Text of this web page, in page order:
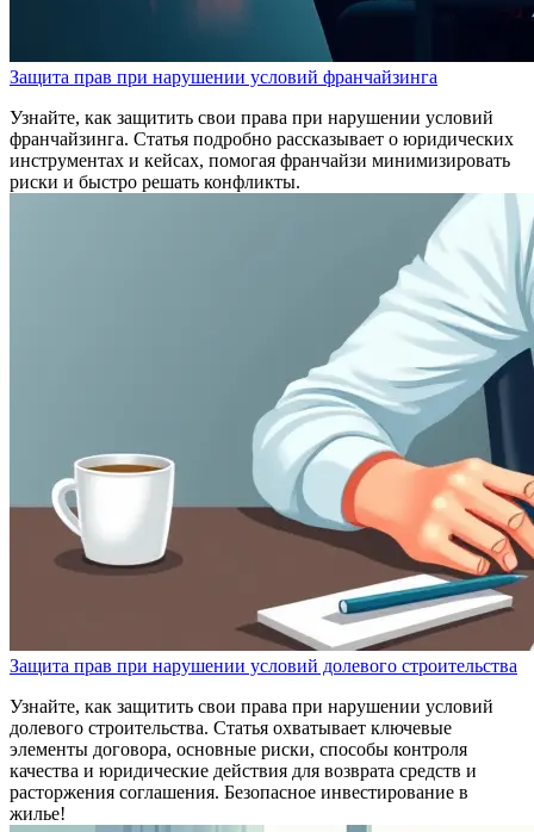
Защита прав при нарушении условий франчайзинга
Узнайте, как защитить свои права при нарушении условий
франчайзинга. Статья подробно рассказывает о юридических
инструментах и кейсах, помогая франчайзи минимизировать
риски и быстро решать конфликты.
Защита прав при нарушении условий долевого строительства
Узнайте, как защитить свои права при нарушении условий
долевого строительства. Статья охватывает ключевые
элементы договора, основные риски, способы контроля
качества и юридические действия для возврата средств и
расторжения соглашения. Безопасное инвестирование в
жилье!